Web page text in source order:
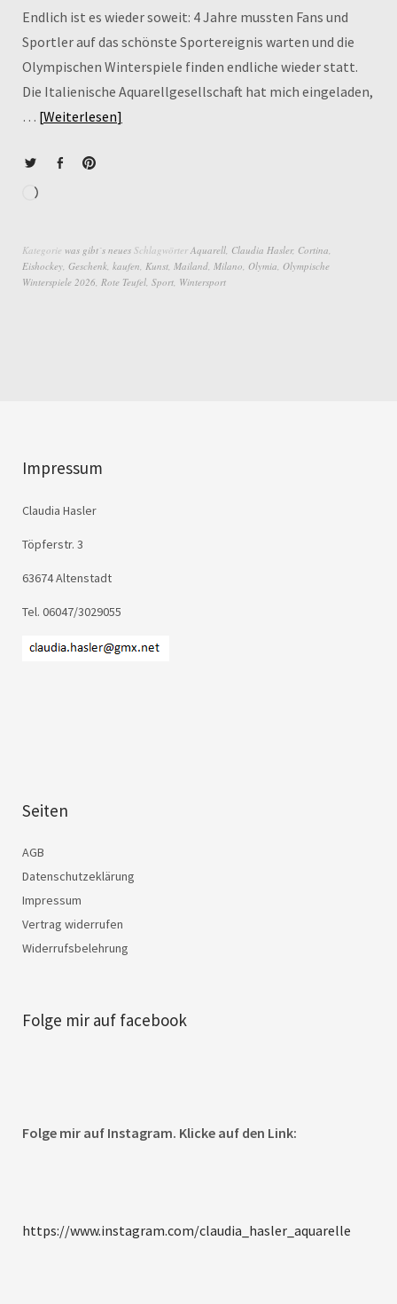
Endlich ist es wieder soweit: 4 Jahre mussten Fans und
Sportler auf das schönste Sportereignis warten und die
Olympischen Winterspiele finden endliche wieder statt.
Die Italienische Aquarellgesellschaft hat mich eingeladen,
… Weiterlesen
Kategorie was gibt´s neues Schlagwörter Aquarell Claudia Hasler, Cortina
Eishockey Geschenk kaufen Kunst Mailand Milano Olymia Olympische
Winterspiele 2026 Rote Teufel Sport Wintersport
Impressum
Claudia Hasler
Töpferstr. 3
63674 Altenstadt
Tel. 06047/3029055
Seiten
AGB
Datenschutzeklärung
Impressum
Vertrag widerrufen
Widerrufsbelehrung
Folge mir auf facebook
Folge mir auf Instagram. Klicke auf den Link:
https://www.instagram.com/claudia_hasler_aquarelle